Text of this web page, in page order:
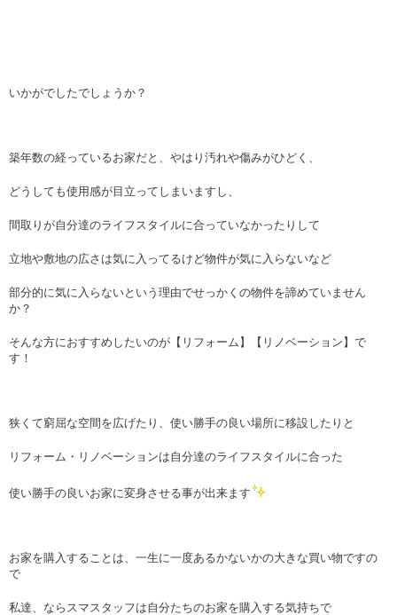
いかがでしたでしょうか？
築年数の経っているお家だと、やはり汚れや傷みがひどく、
どうしても使用感が目立ってしまいますし、
間取りが自分達のライフスタイルに合っていなかったりして
立地や敷地の広さは気に入ってるけど物件が気に入らないなど
部分的に気に入らないという理由でせっかくの物件を諦めていません
か？
そんな方におすすめしたいのが【リフォーム】【リノベーション】で
す！
狭くて窮屈な空間を広げたり、使い勝手の良い場所に移設したりと
リフォーム・リノベーションは自分達のライフスタイルに合った
使い勝手の良いお家に変身させる事が出来ます
お家を購入することは、一生に一度あるかないかの大きな買い物ですの
で
私達、ならスマスタッフは自分たちのお家を購入する気持ちで